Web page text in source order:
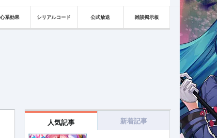
系効果 シリアルコード 公式放送 雑談掲示板
人気記事 新着記事